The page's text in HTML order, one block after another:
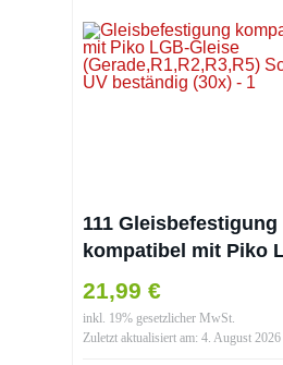
111 Gleisbefestigung
kompatibel mit Piko
Gleise
(Gerade,R1,R2,R3,R5)
Schwarz UV
21,99 €
inkl. 19% gesetzlicher MwSt.
Zuletzt aktualisiert am: 4. August